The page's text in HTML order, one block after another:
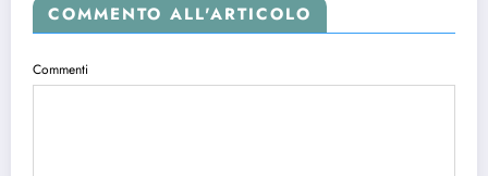
COMMENTO ALL'ARTICOLO
Commenti